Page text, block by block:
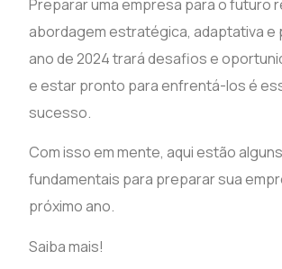
Preparar uma empresa para o futuro
abordagem estratégica, adaptativa e
ano de 2024 trará desafios e
e estar pronto para enfrentá-los é
sucesso.
Com isso em mente, aqui estão
fundamentais para preparar sua
próximo ano.
Saiba mais!